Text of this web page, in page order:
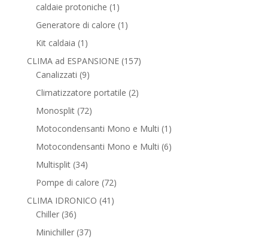
prodotti
caldaie protoniche 1 1
prodotto
Generatore di calore 1 1
Kit caldaia 1 1
prodotto
CLIMA ad ESPANSIONE 157157
Canalizzati 99
prodotti
Climatizzatore portatile 22
Monosplit 7272
prodotti
Motocondensanti Mono e Multi 1 1
prodotto
Motocondensanti Mono e Multi 66
Multisplit 3434
prodotti
Pompe di calore 7272
prodotti
CLIMA IDRONICO 41 41
Chiller 3636
prodotti
Minichiller 3737